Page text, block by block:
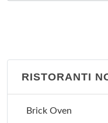
RISTORANTI
Brick Oven